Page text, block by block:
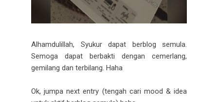
Alhamdulillah, Syukur dapat berblog semula.
Semoga dapat berbakti dengan cemerlang,
gemilang dan terbilang. Haha
Ok, jumpa next entry (tengah cari mood & idea